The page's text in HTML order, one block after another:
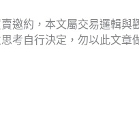
邀約，本文屬交易邏輯
考自行決定，勿以此文章